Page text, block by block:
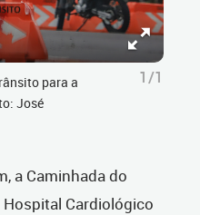
para a
José
1/1
a Caminhada do
Cardiológico